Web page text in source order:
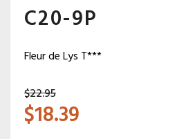
C20-9P
Fleur de Lys T***
$22.95
$18.39